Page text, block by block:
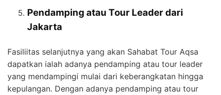
Pendamping atau Tour Leader dari
Jakarta
Fasiliitas selanjutnya yang akan Sahabat Tour Aqsa
dapatkan ialah adanya pendamping atau tour leader
yang mendampingi mulai dari keberangkatan hingga
kepulangan. Dengan adanya pendamping atau tour